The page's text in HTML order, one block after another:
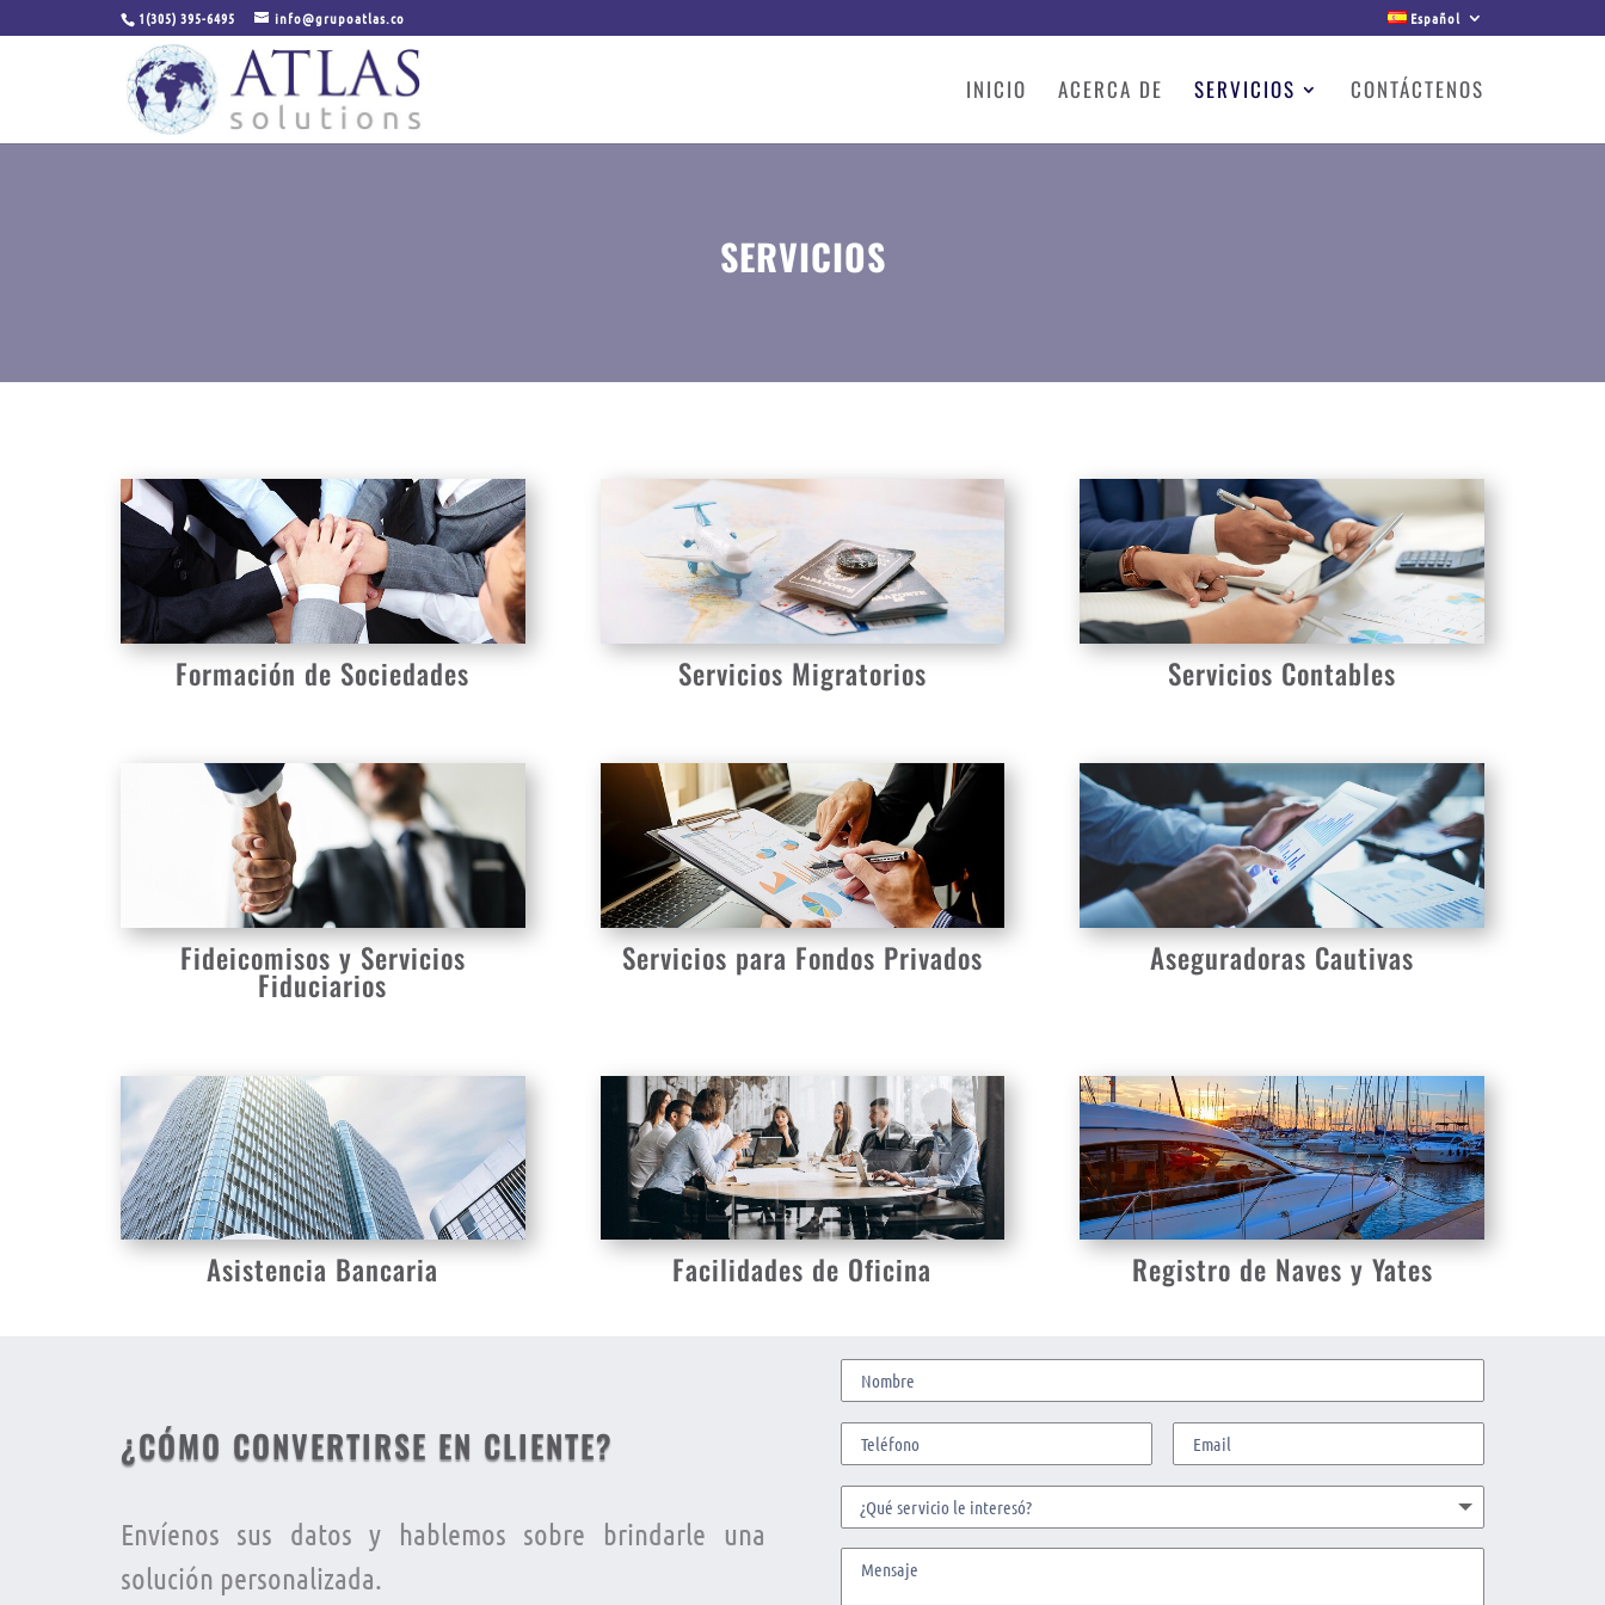
1(305) 395-6495 info@grupoatlas.co Español
INICIO ACERCA DE SERVICIOS CONTÁCTENOS
SERVICIOS
Formación de Sociedades Servicios Migratorios Servicios Contables
Fideicomisos y Servicios
Fiduciarios
Servicios para Fondos Privados Aseguradoras Cautivas
Asistencia Bancaria Facilidades de Oficina Registro de Naves y Yates
¿CÓMO CONVERTIRSE EN CLIENTE?
Envíenos sus datos y hablemos sobre brindarle una
solución personalizada.